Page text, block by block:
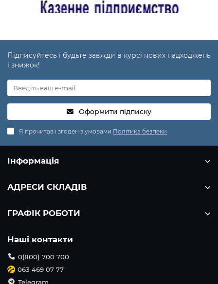
Підписуйтесь і будьте завжди в курсі нових надходжень
і знижок!
Оформити підписку
Я прочитав і згоден з умовами Політика безпеки
Інформація
АДРЕСИ СКЛАДІВ
ГРАФІК РОБОТИ
Наші контакти
0(800) 700 700
063 469 07 77
Telegram